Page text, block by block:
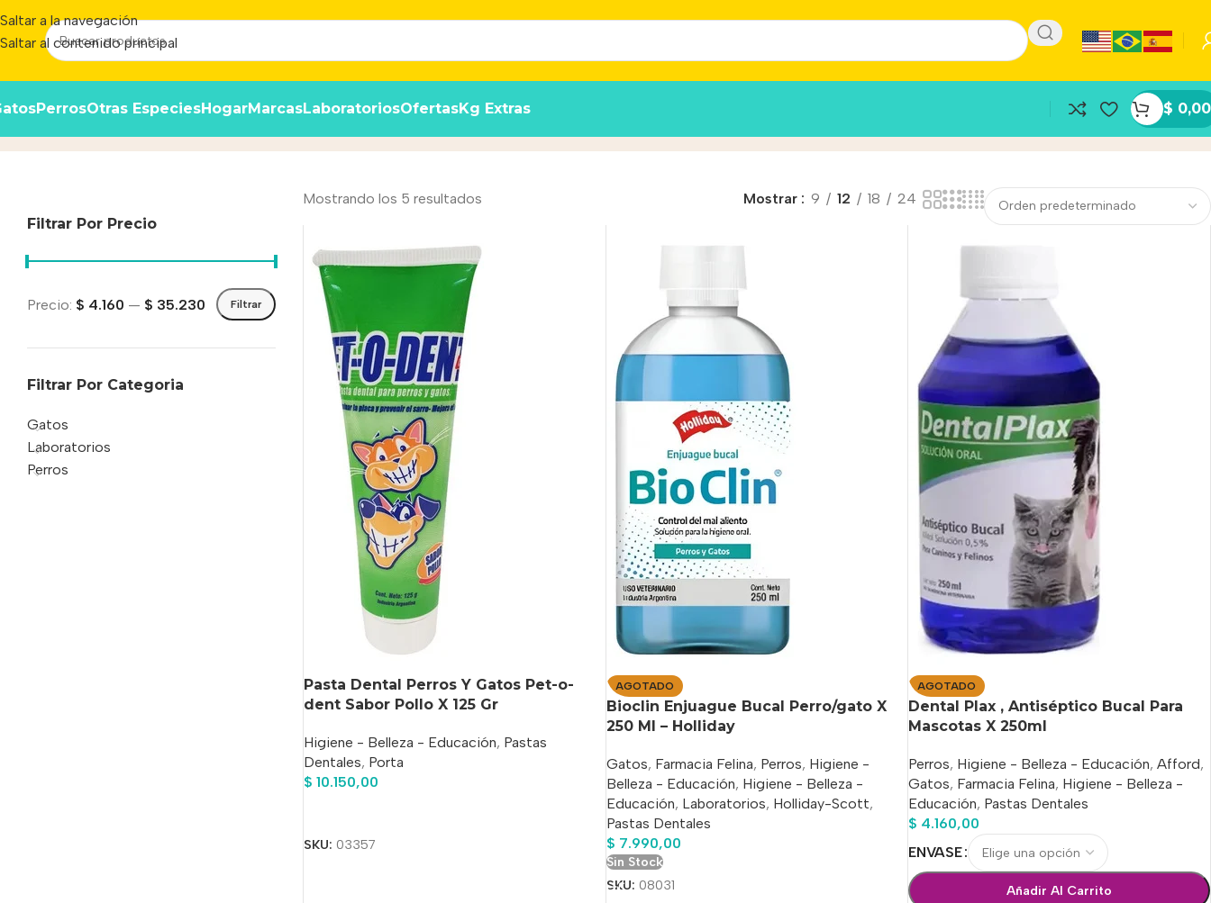
Saltar a la navegación
Saltar al contenido principal
PerrosOtras EspeciesHogarMarcasLaboratoriosOfertasKg Extras $ 0,00
Pastas Dentales
Filtrar Por Precio
Filtrar
Precio: $ 4.160 — $ 35.230
Filtrar Por Categoria
Gatos
Laboratorios
Perros
Mostrando los 5 resultados Mostrar 9 12 18 24
Pasta Dental Perros Y Gatos Pet-o-
dent Sabor Pollo X 125 Gr
Higiene - Belleza - Educación, Pastas
Dentales, Porta
$ 10.150,00
SKU: 03357
AGOTADO
Bioclin Enjuague Bucal Perro/gato X
250 Ml – Holliday
Gatos, Farmacia Felina, Perros, Higiene -
Belleza - Educación, Higiene - Belleza -
Educación, Laboratorios, Holliday-Scott,
Pastas Dentales
$ 7.990,00
Sin Stock
SKU: 08031
AGOTADO
Dental Plax , Antiséptico Bucal Para
Mascotas X 250ml
Perros, Higiene - Belleza - Educación, Afford,
Gatos, Farmacia Felina, Higiene - Belleza -
Educación, Pastas Dentales
$ 4.160,00
ENVASE
Añadir Al Carrito